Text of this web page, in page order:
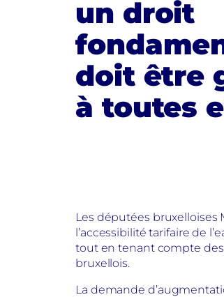
un droit
doit être
à toutes
Les députées bruxelloises
l’accessibilité tarifaire de
tout en tenant compte
bruxellois.
La demande